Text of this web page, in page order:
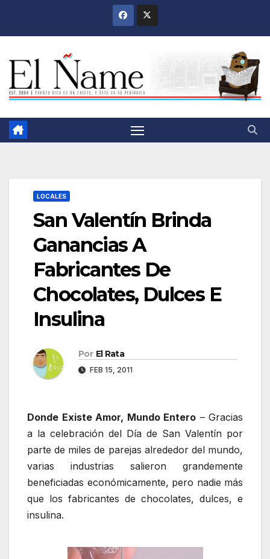
LOCALES
San Valentín Brinda
Ganancias A
Fabricantes De
Chocolates, Dulces E
Insulina
Por El Rata
FEB 15, 2011
Donde Existe Amor, Mundo Entero – Gracias
a la celebración del Día de San Valentín por
parte de miles de parejas alrededor del mundo,
varias industrias salieron grandemente
beneficiadas económicamente, pero nadie más
que los fabricantes de chocolates, dulces, e
insulina.